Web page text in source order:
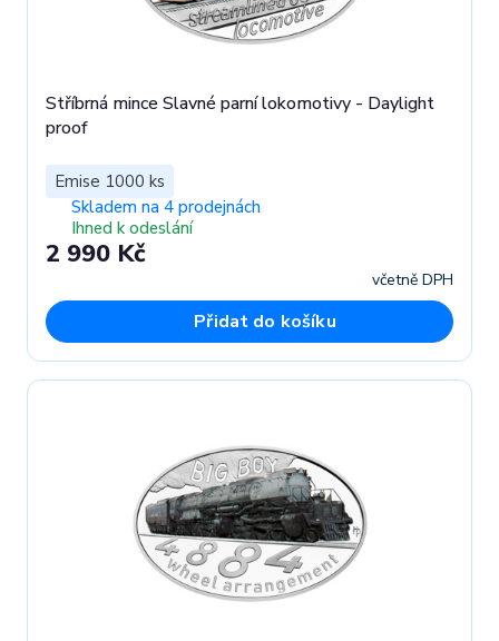
Stříbrná mince Slavné parní lokomotivy - Daylight
proof
Emise 1000 ks
Skladem na 4 prodejnách
Ihned k odeslání
2 990 Kč
včetně DPH
Přidat do košíku